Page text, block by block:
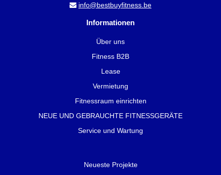
info@bestbuyfitness.be
Informationen
Über uns
Fitness B2B
Lease
Vermietung
Fitnessraum einrichten
NEUE UND GEBRAUCHTE FITNESSGERÄTE
Service und Wartung
Neueste Projekte